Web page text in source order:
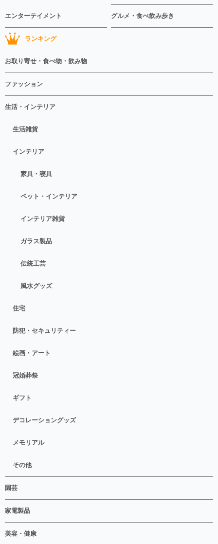
エンターテイメント グルメ・食べ飲み歩き
ランキング
お取り寄せ・食べ物・飲み物
ファッション
生活・インテリア
生活雑貨
インテリア
家具・寝具
ペット・インテリア
インテリア雑貨
ガラス製品
伝統工芸
風水グッズ
住宅
防犯・セキュリティー
絵画・アート
冠婚葬祭
ギフト
デコレーショングッズ
メモリアル
その他
園芸
家電製品
美容・健康